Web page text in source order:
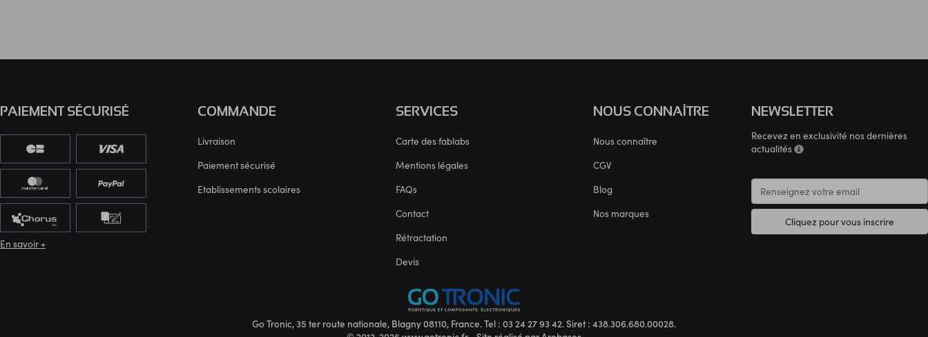
COMMANDE
Livraison
Paiement sécurisé
Etablissements scolaires
SERVICES
Carte des fablabs
Mentions légales
FAQs
Contact
Rétractation
Devis
NOUS CONNAÎTRE
Nous connaître
CGV
Blog
Nos marques
NEWSLETTER
Recevez en exclusivité nos dernières
actualités
Cliquez pour vous inscrire
PAIEMENT SÉCURISÉ
En savoir +
Go Tronic, 35 ter route nationale, Blagny 08110, France. Tel : 03 24 27 93 42. Siret : 438.306.680.00028.